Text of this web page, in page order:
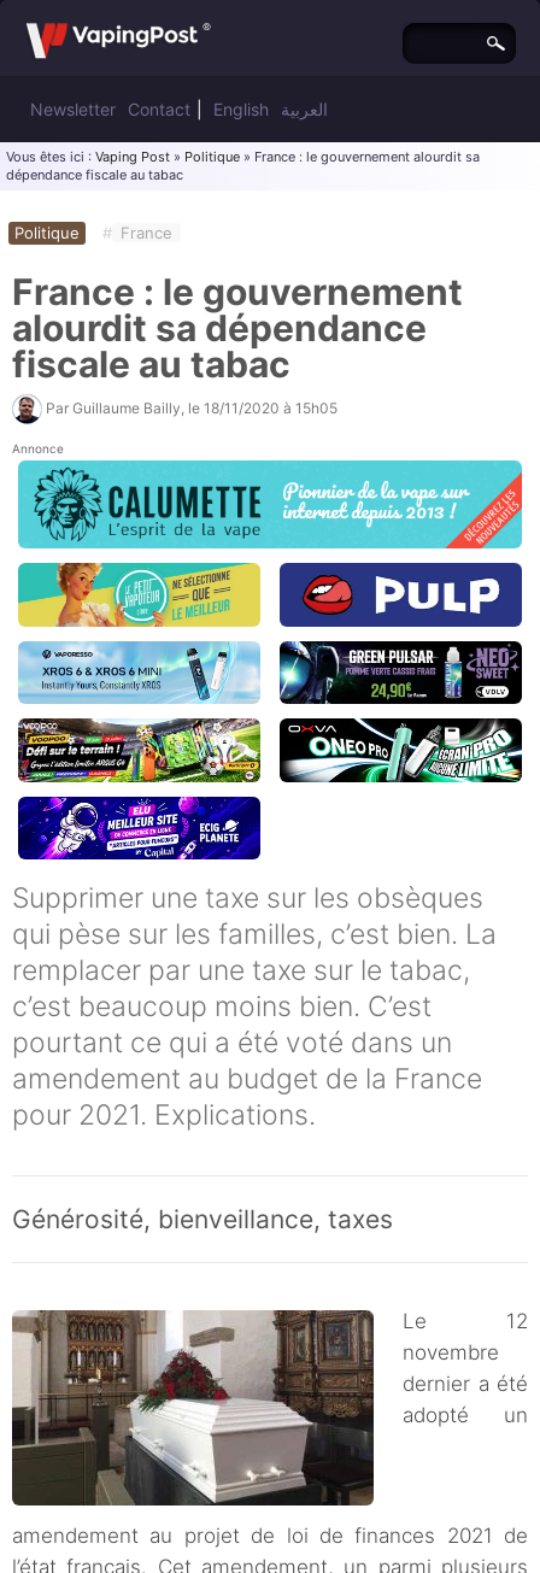
Newsletter Contact English العربية
Vous êtes ici : Vaping Post » Politique » France : le gouvernement alourdit sa
dépendance fiscale au tabac
Politique # France
France : le gouvernement
alourdit sa dépendance
fiscale au tabac
Par Guillaume Bailly , le 18/11/2020 à 15h05
Annonce
Supprimer une taxe sur les obsèques
qui pèse sur les familles, c’est bien. La
remplacer par une taxe sur le tabac,
c’est beaucoup moins bien. C’est
pourtant ce qui a été voté dans un
amendement au budget de la France
pour 2021. Explications.
Générosité, bienveillance, taxes
Le 12
novembre
dernier a été
adopté un
amendement au projet de loi de finances 2021 de
l’état français. Cet amendement, un parmi plusieurs